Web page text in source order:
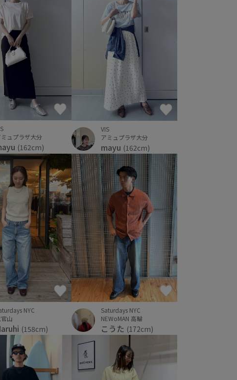
ミュプラザ大分
(162cm)
VIS
アミュプラザ大分
mayu (162cm)
NYC
山
(158cm)
Saturdays NYC
NEWoMAN 高輪
こうた (172cm)